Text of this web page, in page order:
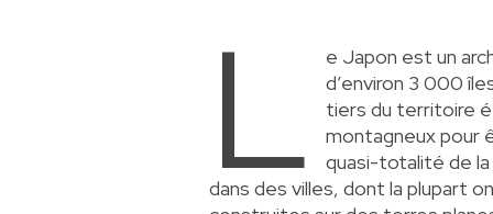
L
e Japon est un
d’environ 3 000
tiers du territoire
montagneux pour
quasi-totalité de
dans des villes, dont la plupart